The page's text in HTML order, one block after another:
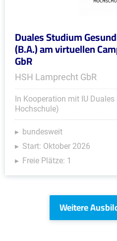
Duales Studium
(B.A.) am virtuellen
GbR
HSH Lamprecht GbR
In Kooperation mit IU
Hochschule)
bundesweit
Start: Oktober 2026
Freie Plätze: 1
Weitere